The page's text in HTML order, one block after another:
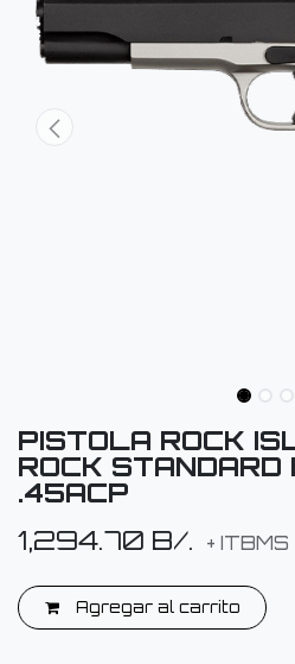
PISTOLA ROCK
ROCK STANDARD
.45ACP
1,294.70 B/. + ITBMS
Agregar al carrito